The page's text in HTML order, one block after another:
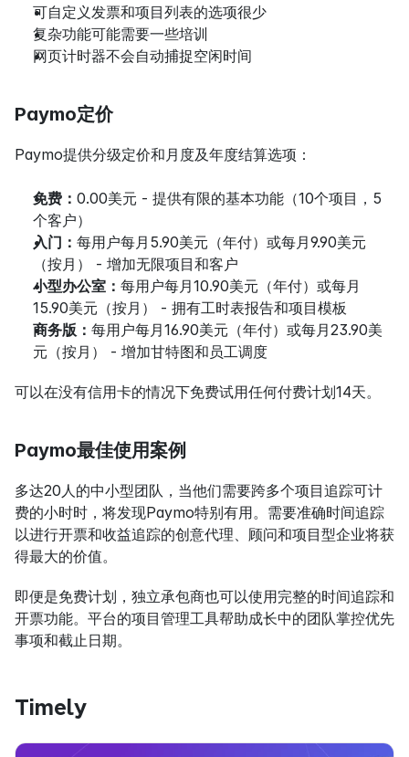
可自定义发票和项目列表的选项很少
复杂功能可能需要一些培训
网页计时器不会自动捕捉空闲时间
Paymo定价
Paymo提供分级定价和月度及年度结算选项：
免费： 0.00美元 - 提供有限的基本功能（10个项目，5
个客户）
入门： 每用户每月5.90美元（年付）或每月9.90美元
（按月） - 增加无限项目和客户
小型办公室： 每用户每月10.90美元（年付）或每月
15.90美元（按月） - 拥有工时表报告和项目模板
商务版： 每用户每月16.90美元（年付）或每月23.90美
元（按月） - 增加甘特图和员工调度
可以在没有信用卡的情况下免费试用任何付费计划14天。
Paymo最佳使用案例
多达20人的中小型团队，当他们需要跨多个项目追踪可计
费的小时时，将发现Paymo特别有用。需要准确时间追踪
以进行开票和收益追踪的创意代理、顾问和项目型企业将获
得最大的价值。
即便是免费计划，独立承包商也可以使用完整的时间追踪和
开票功能。平台的项目管理工具帮助成长中的团队掌控优先
事项和截止日期。
Timely